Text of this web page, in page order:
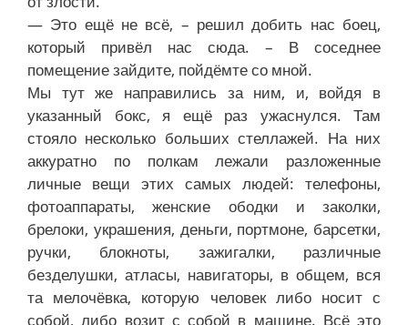
— Это ещё не всё, – решил добить нас боец,
который привёл нас сюда. – В соседнее
помещение зайдите, пойдёмте со мной.
Мы тут же направились за ним, и, войдя в
указанный бокс, я ещё раз ужаснулся. Там
стояло несколько больших стеллажей. На них
аккуратно по полкам лежали разложенные
личные вещи этих самых людей: телефоны,
фотоаппараты, женские ободки и заколки,
брелоки, украшения, деньги, портмоне, барсетки,
ручки, блокноты, зажигалки, различные
безделушки, атласы, навигаторы, в общем, вся
та мелочёвка, которую человек либо носит с
собой, либо возит с собой в машине. Всё это